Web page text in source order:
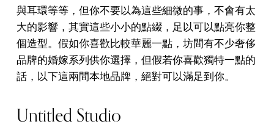
與耳環等等，但你不要以為這些細微的事，不會有太
大的影響，其實這些小小的點綴，足以可以點亮你整
個造型。假如你喜歡比較華麗一點，坊間有不少奢侈
品牌的婚嫁系列供你選擇，但假若你喜歡獨特一點的
話，以下這兩間本地品牌，絕對可以滿足到你。
Untitled Studio